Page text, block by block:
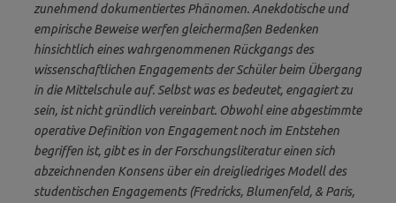
zunehmend dokumentiertes Phänomen. Anekdotische und
empirische Beweise werfen gleichermaßen Bedenken
hinsichtlich eines wahrgenommenen Rückgangs des
wissenschaftlichen Engagements der Schüler beim Übergang
in die Mittelschule auf. Selbst was es bedeutet, engagiert zu
sein, ist nicht gründlich vereinbart. Obwohl eine abgestimmte
operative Definition von Engagement noch im Entstehen
begriffen ist, gibt es in der Forschungsliteratur einen sich
abzeichnenden Konsens über ein dreigliedriges Modell des
studentischen Engagements (Fredricks, Blumenfeld, & Paris,